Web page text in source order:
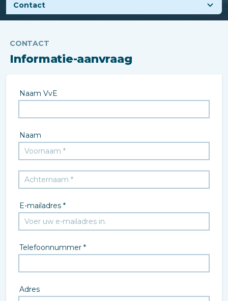
Contact
CONTACT
Informatie-aanvraag
Naam VvE
Naam
E-mailadres *
Telefoonnummer *
Adres